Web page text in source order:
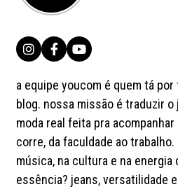
a equipe youcom é quem tá
blog. nossa missão é traduzir
moda real feita pra
corre, da faculdade ao
música, na cultura e na energia
essência? jeans, versatilidade